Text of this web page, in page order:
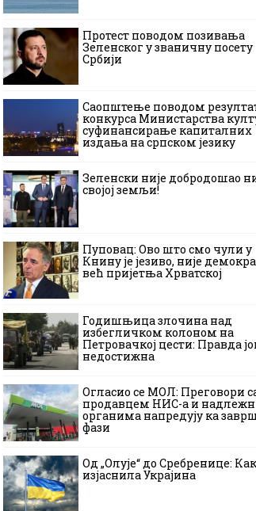
Протест поводом позивања
Зеленског у званичну посету
Србији
Саопштење поводом
конкурса Министарства
суфинансирање капиталних
издања на српском језику
Зеленски није добродошао
својој земљи!
Пуповац: Ово што смо чули у
Книну је језиво, није
већ пријетња Хрватској
Годишњица злочина над
избегличком колоном на
Петровачкој цести: Правда
недостижна
Огласио се МОЛ: Преговори
продавцем НИС-а и
органима напредују ка
фази
Од „Олује“ до Сребренице:
изјаснила Украјина